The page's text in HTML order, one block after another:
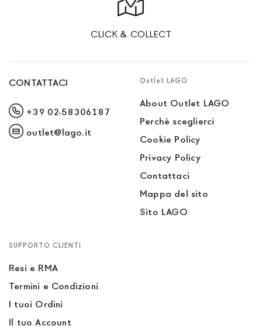
CLICK & COLLECT
CONTATTACI
+39 02-58306187
outlet@lago.it
Outlet LAGO
About Outlet LAGO
Perchè sceglierci
Cookie Policy
Privacy Policy
Contattaci
Mappa del sito
Sito LAGO
SUPPORTO CLIENTI
Resi e RMA
Termini e Condizioni
I tuoi Ordini
Il tuo Account